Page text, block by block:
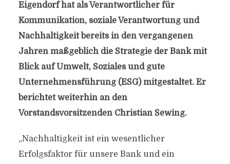
Eigendorf hat als Verantwortlicher für
Kommunikation, soziale Verantwortung und
Nachhaltigkeit bereits in den vergangenen
Jahren maßgeblich die Strategie der Bank mit
Blick auf Umwelt, Soziales und gute
Unternehmensführung (ESG) mitgestaltet. Er
berichtet weiterhin an den
Vorstandsvorsitzenden Christian Sewing.
„Nachhaltigkeit ist ein wesentlicher
Erfolgsfaktor für unsere Bank und ein